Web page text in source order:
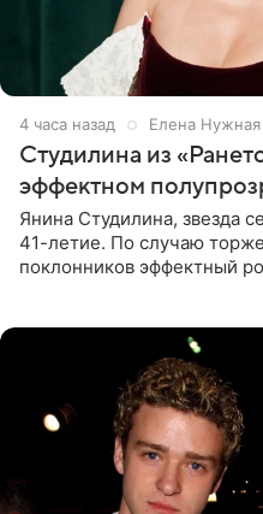
4 часа назад Елена Нужная
Студилина из
эффектном
Янина Студилина, звезда
41-летие. По случаю
поклонников эффектный